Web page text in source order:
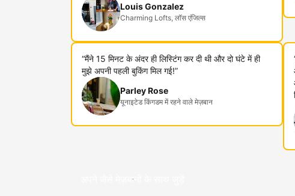
Louis Gonzalez
Charming Lofts, लॉस एंजिल्स
“मैंने 15 मिनट के अंदर ही लिस्टिंग कर दी थी और दो घंटे में ही
मुझे अपनी पहली बुकिंग मिल गई!”
Parley Rose
यूनाइटेड किंगडम में रहने वाले मेज़बान
अपने जैसे मेज़बानों के साथ जुड़ें